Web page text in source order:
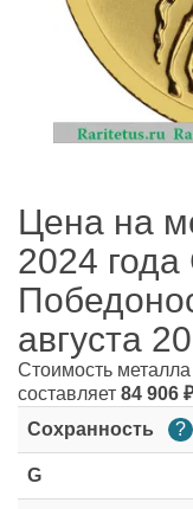
Цена на
2024
августа
Стоимость
составляет 84 906 ₽
Сохранность
?
G